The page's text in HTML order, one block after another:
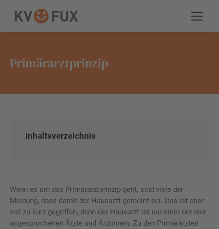
Primärarztprinzip
Inhaltsverzeichnis
Wenn es um das Primärarztprinzip geht, sind viele der
Meinung, dass damit der Hausarzt gemeint sei. Das ist aber
viel zu kurz gegriffen, denn der Hausarzt ist nur einer der hier
angesprochenen Ärzte und Ärztinnen. Zu den Primärärzten